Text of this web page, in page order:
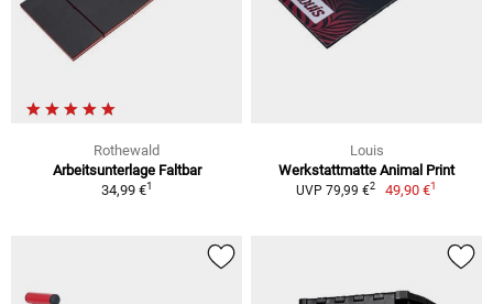
Rothewald
Arbeitsunterlage Faltbar
34,99 €1
Louis
Werkstattmatte Animal Print
UVP 79,99 €2 49,90 €1